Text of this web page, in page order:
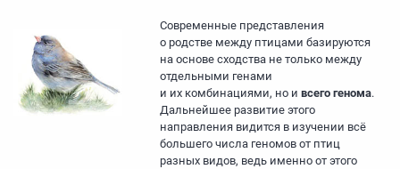
Современные представления
о родстве между птицами базируются
на основе сходства не только между
отдельными генами
и их комбинациями, но и всего генома.
Дальнейшее развитие этого
направления видится в изучении всё
большего числа геномов от птиц
разных видов, ведь именно от этого